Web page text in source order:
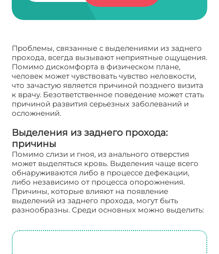
Проблемы, связанные с выделениями из заднего
прохода, всегда вызывают неприятные ощущения.
Помимо дискомфорта в физическом плане,
человек может чувствовать чувство неловкости,
что зачастую является причиной позднего визита
к врачу. Безответственное поведение может стать
причиной развития серьезных заболеваний и
осложнений.
Выделения из заднего прохода:
причины
Помимо слизи и гноя, из анального отверстия
может выделяться кровь. Выделения чаще всего
обнаруживаются либо в процессе дефекации,
либо независимо от процесса опорожнения.
Причины, которые влияют на появление
выделений из заднего прохода, могут быть
разнообразны. Среди основных можно выделить: